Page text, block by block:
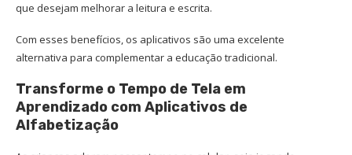
que desejam melhorar a leitura e escrita.
Com esses benefícios, os aplicativos são uma excelente
alternativa para complementar a educação tradicional.
Transforme o Tempo de Tela em
Aprendizado com Aplicativos de
Alfabetização